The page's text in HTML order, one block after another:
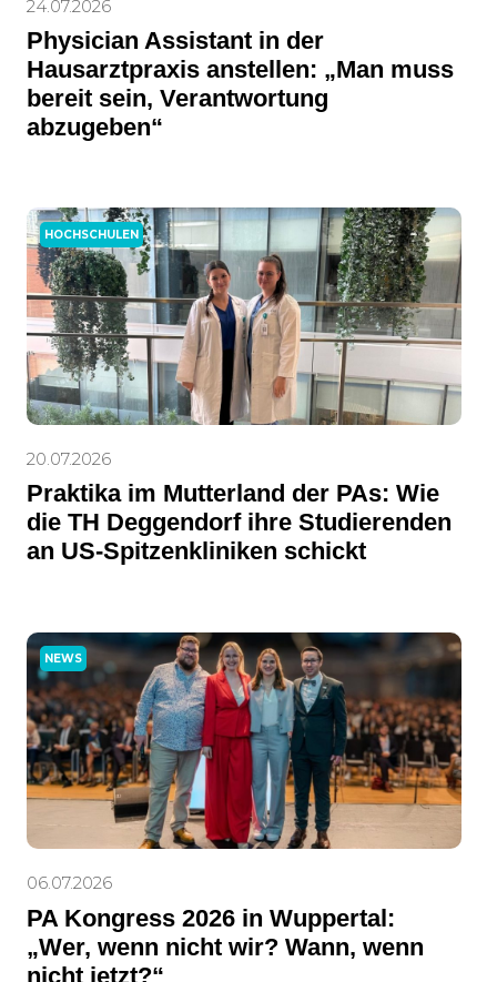
24.07.2026
Physician Assistant in der
Hausarztpraxis anstellen: „Man muss
bereit sein, Verantwortung
abzugeben“
HOCHSCHULEN
20.07.2026
Praktika im Mutterland der PAs: Wie
die TH Deggendorf ihre Studierenden
an US-Spitzenkliniken schickt
NEWS
06.07.2026
PA Kongress 2026 in Wuppertal:
„Wer, wenn nicht wir? Wann, wenn
nicht jetzt?“